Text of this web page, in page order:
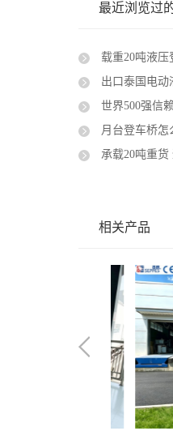
最近浏览过的
载重20吨液压登
出口泰国电动液压登
世界500强信赖品牌
月台登车桥怎么选
承载20吨重货 适配
相关产品